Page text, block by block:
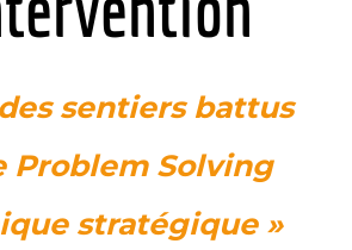
sentiers battus
Problem Solving
stratégique »